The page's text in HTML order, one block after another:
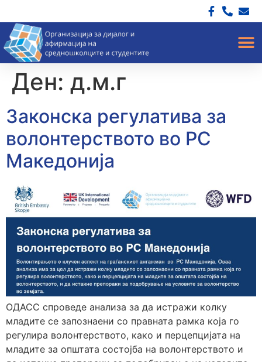
Ден: д.м.г
Законска регулатива за
волонтерството во РС
Македонија
ОДАСС спроведе анализа за да истражи колку
младите се запознаени со правната рамка која го
регулира волонтерството, како и перцепцијата на
младите за општата состојба на волонтерството и